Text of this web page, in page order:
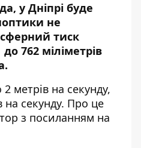
у Дніпрі буде
не
тиск
762 міліметрів
метрів на секунду,
на секунду. Про це
з посиланням на